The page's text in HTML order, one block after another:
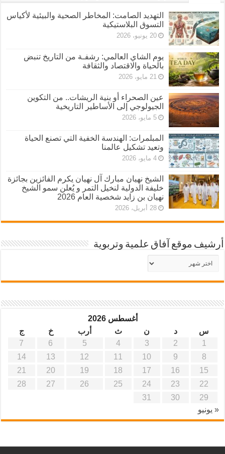
التهديد الصامت: المخاطر الصحية والبيئية لأكياس
التسوق البلاستيكية
20 يونيو، 2026
يوم الشاي العالمي: رشفـة من التاريخ تنبض
بالحياة والاقتصاد والثقافة
21 مايو، 2026
عين الصحراء أو بنية الريشات.. من التكوين
الجيولوجي إلى الأساطير التاريخية
5 مايو، 2026
المبلمرات: الهندسة الخفية التي تصنع الحياة
وتعيد تشكيل عالمنا
4 مايو، 2026
الشيخ نهيان مبارك آل نهيان يكرم الفائزين بجائزة
خليفة الدولية لنخيل التمر و يُعلن سمو الشيخ
نهيان بن زايد شخصية العام 2026
28 أبريل، 2026
أرشيف موقع آفاق علمية وتربوية
أرشيف
موقع
أغسطس 2026
س
د ن ث أرب خ
ج
1
2
3
4
5
6
7
8
9
10
11
12
13
14
15
16
17
18
19
20
21
22
23
24
25
26
27
28
29
30
31
« يونيو